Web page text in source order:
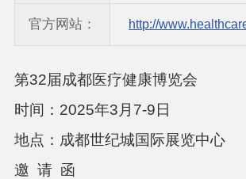
官方网站： http://
第32届成都医疗健康博览会
时间：2025年3月7-9日
地点：成都世纪城国际展览中心
邀 请 函